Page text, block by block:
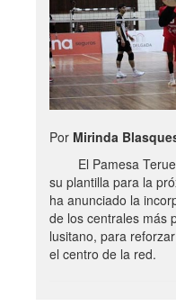
Por Mirinda
El Pamesa Teruel
su plantilla para la
ha anunciado la
de los centrales más
lusitano, para
el centro de la red.